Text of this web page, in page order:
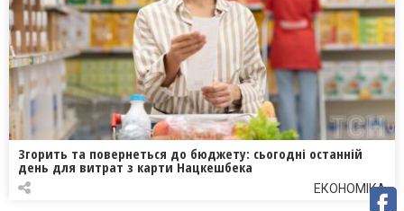
Згорить та повернеться до бюджету: сьогодні останній
день для витрат з карти Нацкешбека
ЕКОНОМІКА